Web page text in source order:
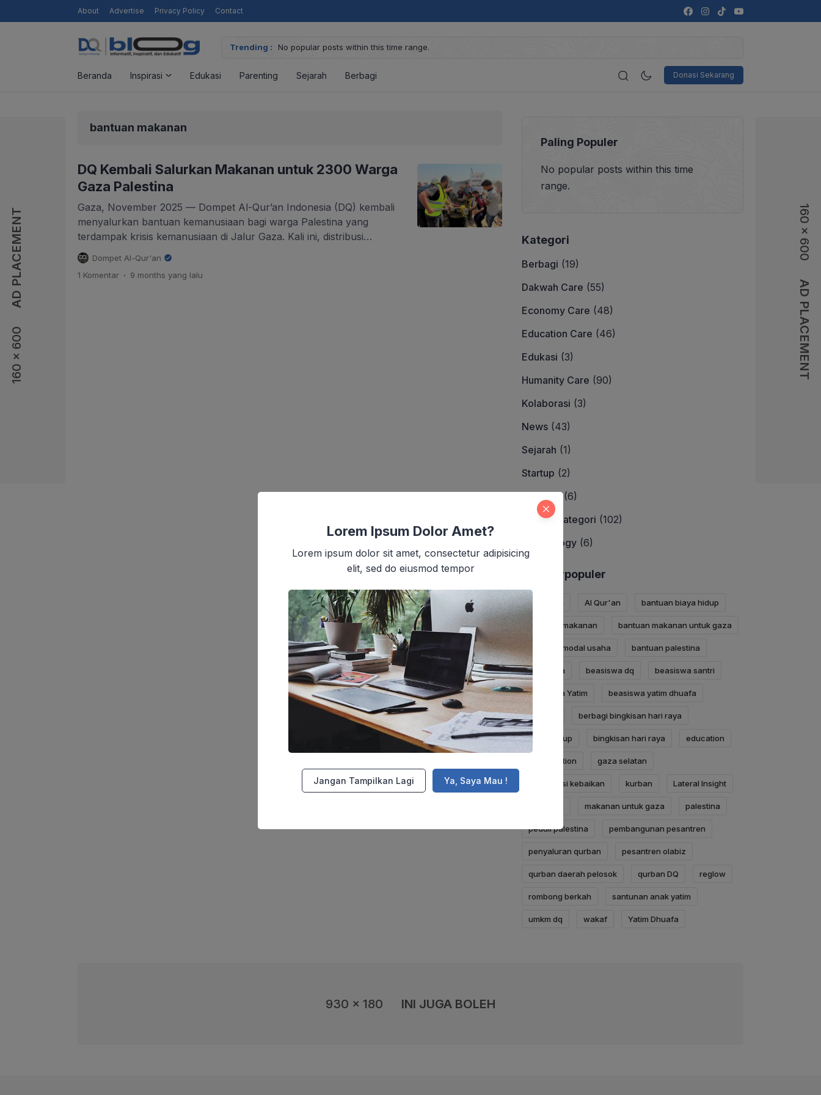
160 x 600
AD PLACEMENT 160 x 600
AD PLACEMENT
About Advertise Privacy Policy Contact
Trending : No popular posts within this time range.
Donasi Sekarang
Beranda Inspirasi Edukasi Parenting Sejarah Berbagi
bantuan makanan
DQ Kembali Salurkan Makanan untuk 2300 Warga
Gaza Palestina
Gaza, November 2025 — Dompet Al-Qur’an Indonesia (DQ) kembali
menyalurkan bantuan kemanusiaan bagi warga Palestina yang
terdampak krisis kemanusiaan di Jalur Gaza. Kali ini, distribusi
dilakukan di Camp Nuseirat, Gaza Tengah, dengan total penerima
manfaat mencapai sekitar 2.300 jiwa. Bantuan yang disalurkan
berupa paket makanan siap santap, menyasar para pengungsi,
Dompet Al-Qur'an
1 Komentar . 9 months yang lalu
Paling Populer
No popular posts within this time
range.
Kategori
Berbagi (19)
Dakwah Care (55)
Economy Care (48)
Education Care (46)
Edukasi (3)
Humanity Care (90)
Kolaborasi (3)
News(43)
Sejarah (1)
Startup (2)
Strategy(6)
Tak Berkategori (102)
Technology(6)
Tag Terpopuler
air bersih Al Qur'an bantuan biaya hidup
bantuan makanan bantuan makanan untuk gaza
bantuan modal usaha bantuan palestina
beasiswa beasiswa dq beasiswa santri
Beasiswa Yatim beasiswa yatim dhuafa
berbagi berbagi bingkisan hari raya
biaya hidup bingkisan hari raya education
Gamification gaza selatan
kolaborasi kebaikan kurban Lateral Insight
makanan untuk gaza palestina
peduli palestina pembangunan pesantren
penyaluran qurban pesantren olabiz
qurban daerah pelosok qurban DQ reglow
rombong berkah santunan anak yatim
umkm dq wakaf Yatim Dhuafa
930 x 180 INI JUGA BOLEH
Lorem Ipsum Dolor Amet?
Lorem ipsum dolor sit amet, consectetur adipisicing
elit, sed do eiusmod tempor
Jangan Tampilkan Lagi Ya, Saya Mau !